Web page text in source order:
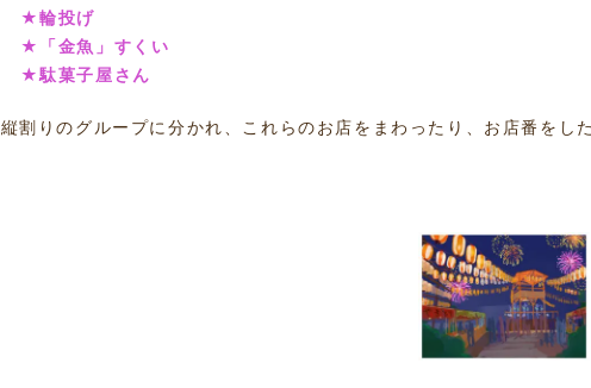
★輪投げ
★「金魚」すくい
★駄菓子屋さん
縦割りのグループに分かれ、これらのお店をまわったり、お店番をし